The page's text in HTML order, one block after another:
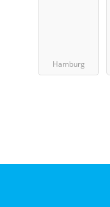
Hamburg